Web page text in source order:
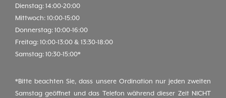
Dienstag: 14:00-20:00
Mittwoch: 10:00-15:00
Donnerstag: 10:00-16:00
Freitag: 10:00-13:00 & 13:30-18:00
Samstag: 10:30-15:00*
*Bitte beachten Sie, dass unsere Ordination nur jeden zweiten
Samstag geöffnet und das Telefon während dieser Zeit NICHT